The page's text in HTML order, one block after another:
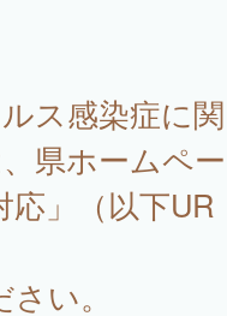
ス感染症に関
県ホームペー
応」（以下UR
い。